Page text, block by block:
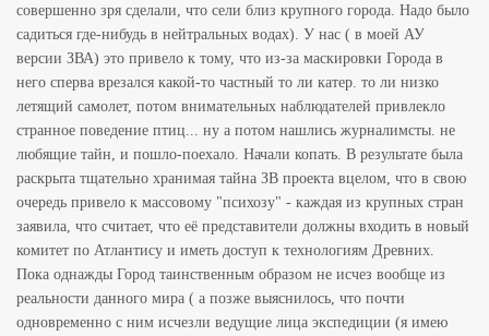
совершенно зря сделали, что сели близ крупного города. Надо было
садиться где-нибудь в нейтральных водах). У нас ( в моей АУ
версии ЗВА) это привело к тому, что из-за маскировки Города в
него сперва врезался какой-то частный то ли катер. то ли низко
летящий самолет, потом внимательных наблюдателей привлекло
странное поведение птиц... ну а потом нашлись журналимсты. не
любящие тайн, и пошло-поехало. Начали копать. В результате была
раскрыта тщательно хранимая тайна ЗВ проекта вцелом, что в свою
очередь привело к массовому "психозу" - каждая из крупных стран
заявила, что считает, что её представители должны входить в новый
комитет по Атлантису и иметь доступ к технологиям Древних.
Пока однажды Город таинственным образом не исчез вообще из
реальности данного мира ( а позже выяснилось, что почти
одновременно с ним исчезли ведущие лица экспедиции (я имею